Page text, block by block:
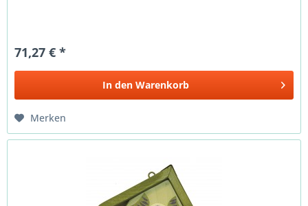
71,27 € *
In den Warenkorb
Merken